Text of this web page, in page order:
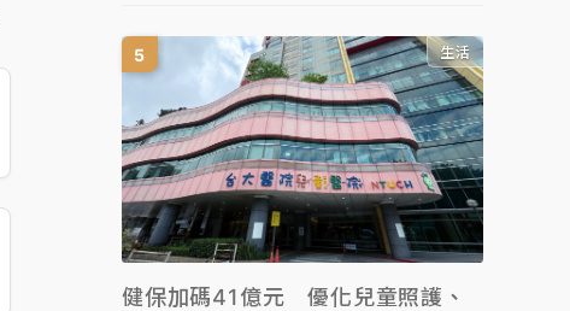
生活
健保加碼41億元 優化兒童照護、